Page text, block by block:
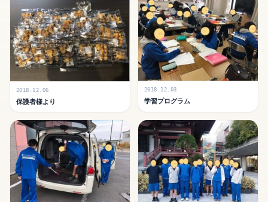
2018.12.06
保護者様より
2018.12.03
学習プログラム